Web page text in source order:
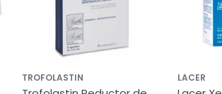
TROFOLASTIN LACER